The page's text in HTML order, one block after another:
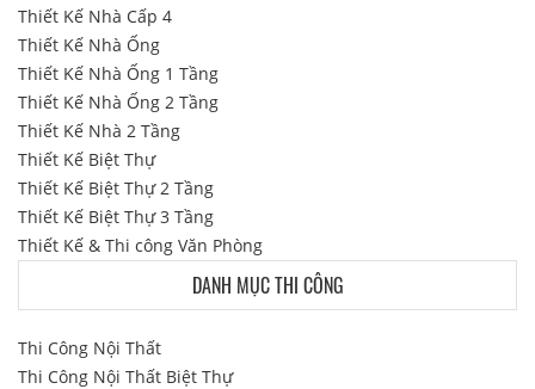
Thiết Kế Nhà Cấp 4
Thiết Kế Nhà Ống
Thiết Kế Nhà Ống 1 Tầng
Thiết Kế Nhà Ống 2 Tầng
Thiết Kế Nhà 2 Tầng
Thiết Kế Biệt Thự
Thiết Kế Biệt Thự 2 Tầng
Thiết Kế Biệt Thự 3 Tầng
Thiết Kế & Thi công Văn Phòng
DANH MỤC THI CÔNG
Thi Công Nội Thất
Thi Công Nội Thất Biệt Thự